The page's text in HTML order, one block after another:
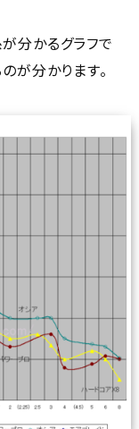
分かるグラフで
が分かります。